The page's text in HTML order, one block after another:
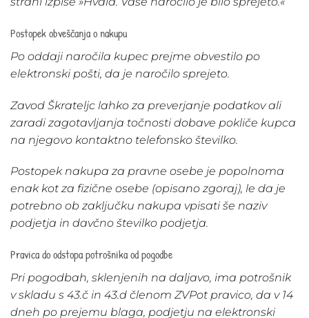
Postopek obveščanja o nakupu
Po oddaji naročila kupec prejme obvestilo po
elektronski pošti, da je naročilo sprejeto.
Zavod Škrateljc lahko za preverjanje podatkov ali
zaradi zagotavljanja točnosti dobave pokliče kupca
na njegovo kontaktno telefonsko številko.
Postopek nakupa za pravne osebe je popolnoma
enak kot za fizične osebe (opisano zgoraj), le da je
potrebno ob zaključku nakupa vpisati še naziv
podjetja in davčno številko podjetja.
Pravica do odstopa potrošnika od pogodbe
Pri pogodbah, sklenjenih na daljavo, ima potrošnik
v skladu s 43.č in 43.d členom ZVPot pravico, da v 14
dneh po prejemu blaga, podjetju na elektronski